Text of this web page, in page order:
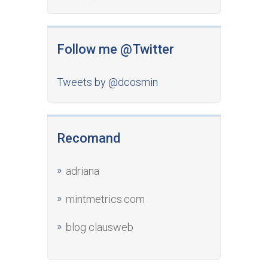
Follow me @Twitter
Tweets by @dcosmin
Recomand
adriana
mintmetrics.com
blog clausweb